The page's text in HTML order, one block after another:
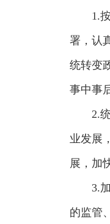
1.
署，认
统转变
事中事
2.
业发展
展，加
3.
的监管